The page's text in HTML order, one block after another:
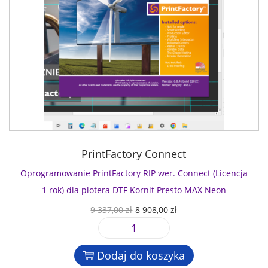
PrintFactory Connect
Oprogramowanie PrintFactory RIP wer. Connect (Licencja
1 rok) dla plotera DTF Kornit Presto MAX Neon
9 337,00zł P
i
e
r
8 908,00złA
u
i
l
o
Dodaj do koszyka